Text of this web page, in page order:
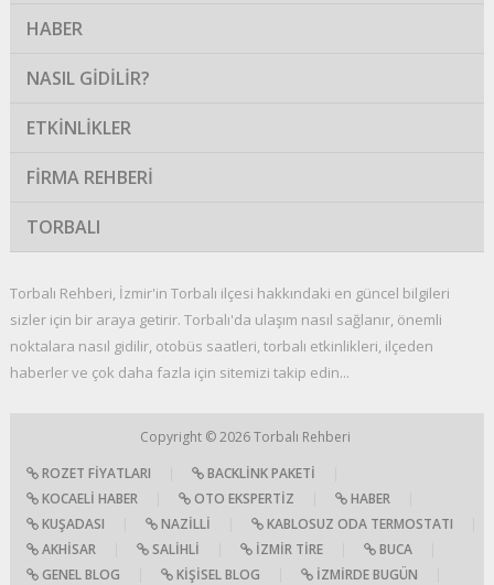
HABER
NASIL GIDILIR?
ETKINLIKLER
FIRMA REHBERI
TORBALI
Torbalı Rehberi, İzmir'in Torbalı ilçesi hakkındaki en güncel bilgileri
sizler için bir araya getirir. Torbalı'da ulaşım nasıl sağlanır, önemli
noktalara nasıl gidilir, otobüs saatleri, torbalı etkinlikleri, ilçeden
haberler ve çok daha fazla için sitemizi takip edin...
Copyright © 2026Torbalı Rehberi
ROZET FIYATLARI
BACKLINK PAKETI
KOCAELI HABER
OTO EKSPERTIZ HABER
KUŞADASI
NAZILLI KABLOSUZ ODA TERMOSTATI
AKHISAR
SALIHLI İZMIR TIRE BUCA
GENEL BLOG
KIŞISEL BLOG İZMIRDE BUGÜN